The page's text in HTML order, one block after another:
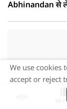
Abhinandan से
वेब
We use cookies
accept or reject